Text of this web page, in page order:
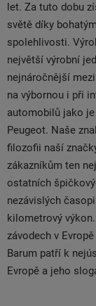
let. Za tuto dobu
světě díky
spolehlivosti.
největší výrobní
nejnáročnější
na výbornou i při
automobilů jako je
Peugeot. Naše
filozofii naší
zákazníkům ten
ostatních
nezávislých
kilometrový
závodech v
Barum patří k
Evropě a jeho